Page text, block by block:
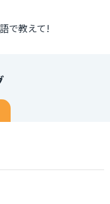
で教えて!